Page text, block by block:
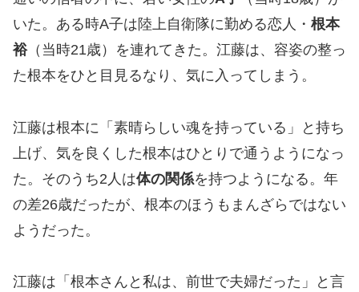
いた。ある時A子は陸上自衛隊に勤める恋人・ 根本
裕（当時21歳）を連れてきた。江藤は、容姿の整っ
た根本をひと目見るなり、気に入ってしまう。
江藤は根本に「素晴らしい魂を持っている」と持ち
上げ、気を良くした根本はひとりで通うようになっ
た。そのうち2人は体の関係を持つようになる。年
の差26歳だったが、根本のほうもまんざらではない
ようだった。
江藤は「根本さんと私は、前世で夫婦だった」と言